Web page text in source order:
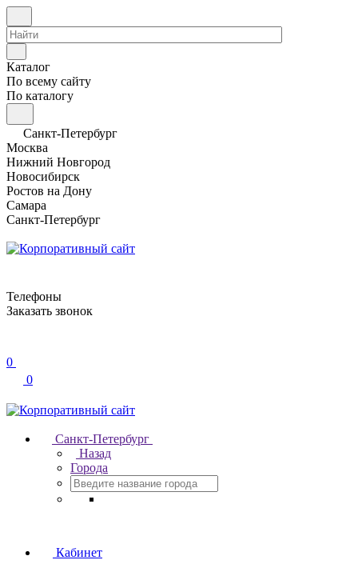
Каталог
По всему сайту
По каталогу
Санкт-Петербург
Москва
Нижний Новгород
Новосибирск
Ростов на Дону
Самара
Санкт-Петербург
Телефоны
Заказать звонок
0
0
Санкт-Петербург
Назад
Города
Кабинет